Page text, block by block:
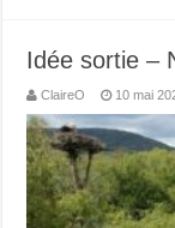
Idée sortie –
ClaireO 10 mai